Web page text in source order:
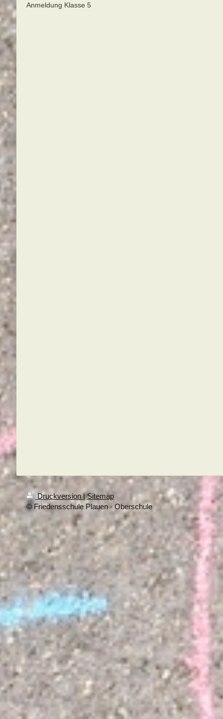
Anmeldung Klasse 5
Druckversion| Sitemap
© Friedensschule Plauen - Oberschule